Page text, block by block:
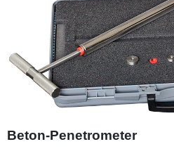
Beton-Penetrometer